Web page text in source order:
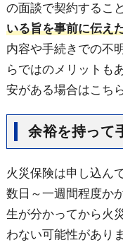
の面談で契約するこ
いる旨を事前に伝え
内容や手続きでの不
らではのメリットも
安がある場合はこち
余裕を持って
火災保険は申し込ん
数日～一週間程度か
生が分かってから火
わない可能性があり